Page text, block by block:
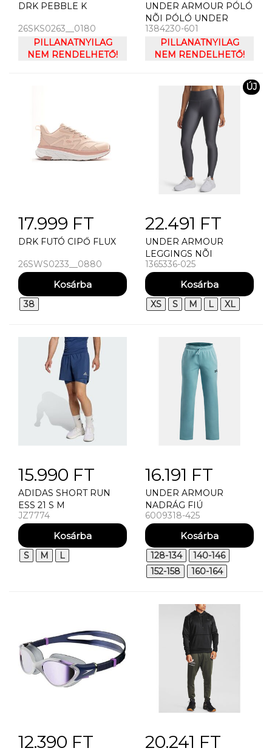
DRK PEBBLE K
26SKS0263__0180
PILLANATNYILAG
NEM RENDELHETŐ!
UNDER ARMOUR PÓLÓ
NÕI PÓLÓ UNDER
ARMOUR TECH SSC-
TWIST
1384230-601
PILLANATNYILAG
NEM RENDELHETŐ!
17.999 FT
DRK FUTÓ CIPŐ FLUX
26SWS0233__0880
38
ÚJ
22.491 FT
UNDER ARMOUR
LEGGINGS NÕI
LEGGINGS UNDER
ARMOUR TECH HIRISE
LEGGING
1365336-025
XS S M L XL
15.990 FT
ADIDAS SHORT RUN
ESS 21 S M
JZ7774
S M L
16.191 FT
UNDER ARMOUR
NADRÁG FIÚ
SPORTNADRÁG UNDER
ARMOUR UA RIVAL LW
PANT
6009318-425
128-134
140-146
152-158
160-164
12.390 FT 20.241 FT